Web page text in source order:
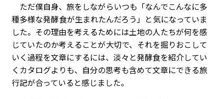
ただ僕自身、旅をしながらいつも「なんでこんなに多
種多様な発酵食が生まれたんだろう」と気になっていま
した。その理由を考えるためには土地の人たちが何を感
じていたのか考えることが大切で、それを掘りおこして
いく過程を文章にするには、淡々と発酵食を紹介してい
くカタログよりも、自分の思考も含めて文章にできる旅
行記が合っていると感じました。